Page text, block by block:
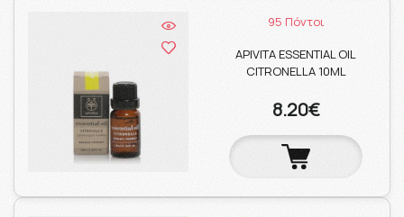
95 Πόντοι
APIVITA ESSENTIAL OIL
CITRONELLA 10ML
8.20€